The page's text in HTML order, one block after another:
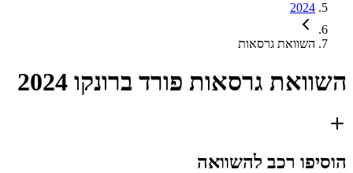
2024
השוואת גרסאות
השוואת גרסאות פורד ברונקו 2024
הוסיפו רכב להשוואה